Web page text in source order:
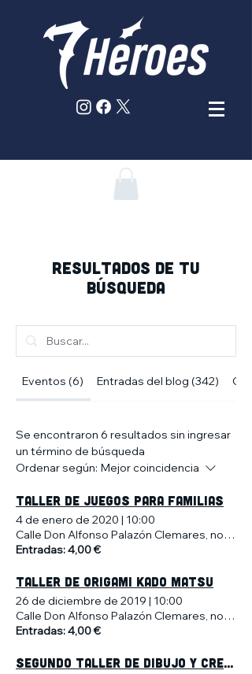
RESULTADOS DE TU
BÚSQUEDA
Eventos (6) Entradas del blog (342)
Se encontraron 6 resultados sin ingresar
un término de búsqueda
Ordenar según: Mejor coincidencia
TALLER DE JUEGOS PARA FAMILIAS
4 de enero de 2020 | 10:00
Calle Don Alfonso Palazón Clemares, no 4,
Entradas: 4,00 €
TALLER DE ORIGAMI KADO MATSU
26 de diciembre de 2019 | 10:00
Calle Don Alfonso Palazón Clemares, no 4,
Entradas: 4,00 €
SEGUNDO TALLER DE DIBUJO Y CREATIVIDAD PARA NIÑOS